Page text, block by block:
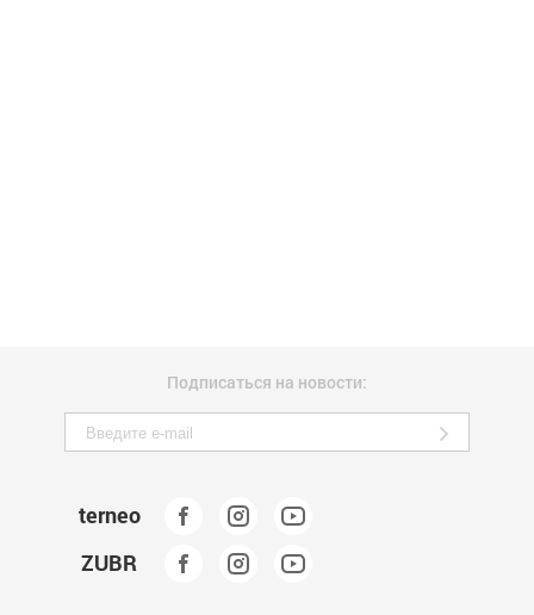
Подписаться на новости:
terneo
ZUBR